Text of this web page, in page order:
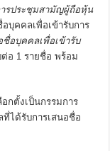
ารประชุมสามัญผู้ถือหุ้น
บุคคลเพื่อเข้ารับการ
ชื่อบุคคลเพื่อเข้ารับ
อ 1 รายชื่อ พร้อม
กตั้งเป็นกรรมการ
ได้รับการเสนอชื่อ